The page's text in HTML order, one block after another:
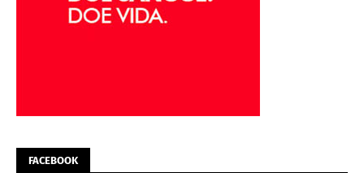
FACEBOOK